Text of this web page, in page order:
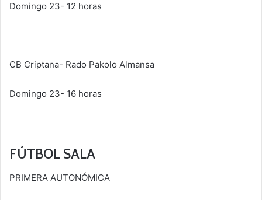
Domingo 23- 12 horas
CB Criptana- Rado Pakolo Almansa
Domingo 23- 16 horas
FÚTBOL SALA
PRIMERA AUTONÓMICA